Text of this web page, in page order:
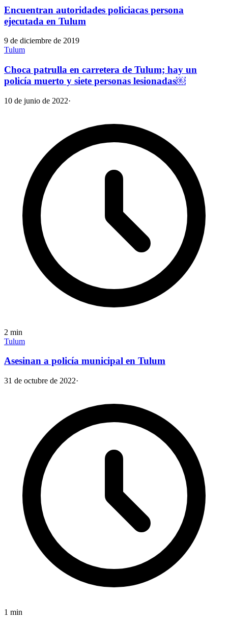
Encuentran autoridades policiacas persona
ejecutada en Tulum
9 de diciembre de 2019
Tulum
Choca patrulla en carretera de Tulum; hay un
policía muerto y siete personas lesionadas￼
10 de junio de 2022·
2 min
Tulum
Asesinan a policía municipal en Tulum
31 de octubre de 2022·
1 min